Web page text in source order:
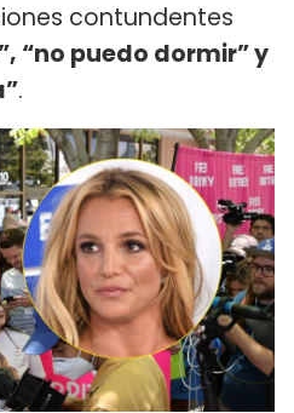
contundentes
“no puedo dormir” y
.